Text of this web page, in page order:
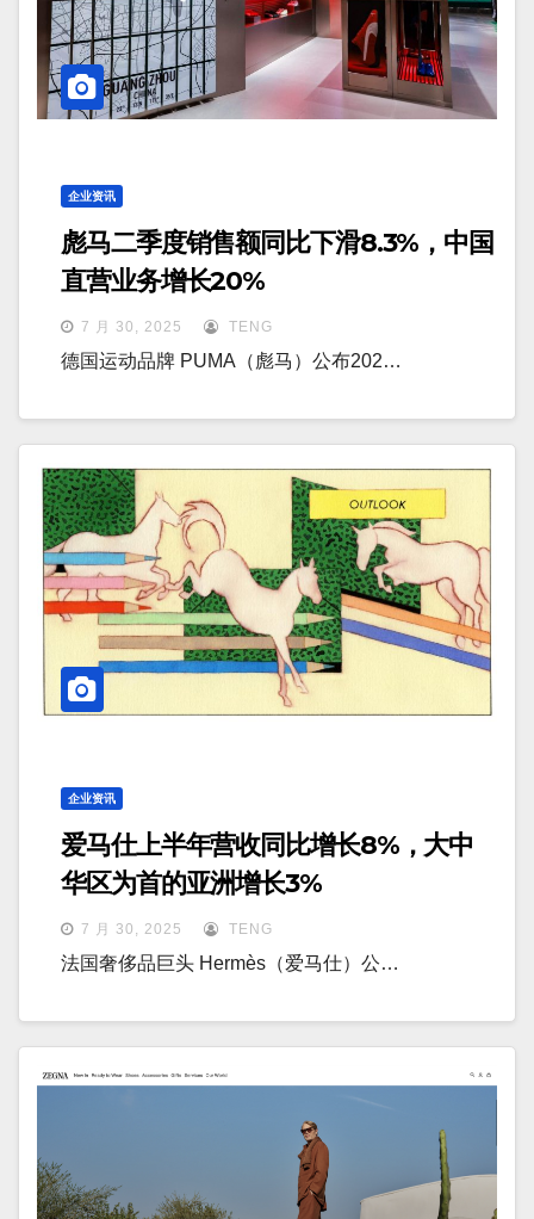
企业资讯
彪马二季度销售额同比下滑8.3%，中国
直营业务增长20%
7 月 30, 2025 TENG
德国运动品牌 PUMA（彪马）公布202…
企业资讯
爱马仕上半年营收同比增长8%，大中
华区为首的亚洲增长3%
7 月 30, 2025 TENG
法国奢侈品巨头 Hermès（爱马仕）公…